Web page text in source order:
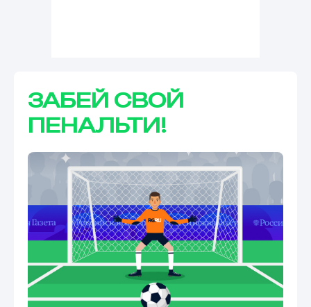
ЗАБЕЙ СВОЙ
ПЕНАЛЬТИ!